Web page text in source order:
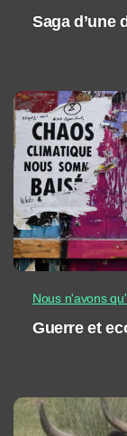
Saga d’une
Nous n'avons
Guerre et